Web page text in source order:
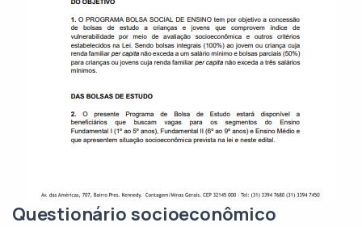
Questionário socioeconômico